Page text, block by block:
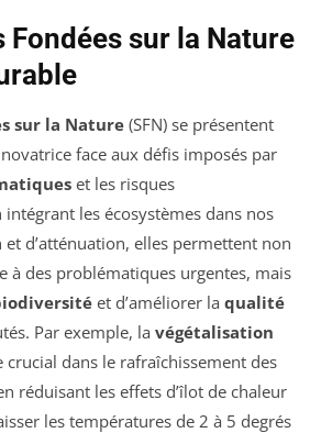
Fondées sur la Nature
sur la Nature (SFN) se présentent
face aux défis imposés par
et les risques
les écosystèmes dans nos
et d’atténuation, elles permettent non
à des problématiques urgentes, mais
et d’améliorer la qualité
Par exemple, la végétalisation
crucial dans le rafraîchissement des
réduisant les effets d’îlot de chaleur
les températures de 2 à 5 degrés